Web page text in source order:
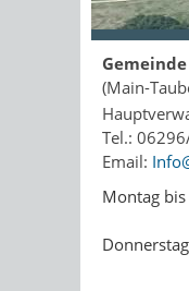
(Main-
Tel.:
Email:
Montag
Donnerstag